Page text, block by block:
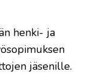
henki- ja
jäsenille.